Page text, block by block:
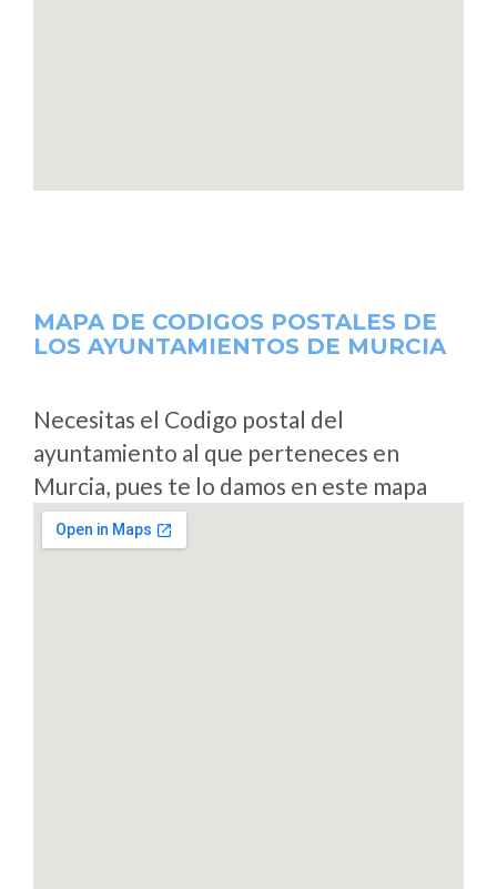
MAPA DE CODIGOS POSTALES DE
LOS AYUNTAMIENTOS DE MURCIA
Necesitas el Codigo postal del
ayuntamiento al que perteneces en
Murcia, pues te lo damos en este mapa